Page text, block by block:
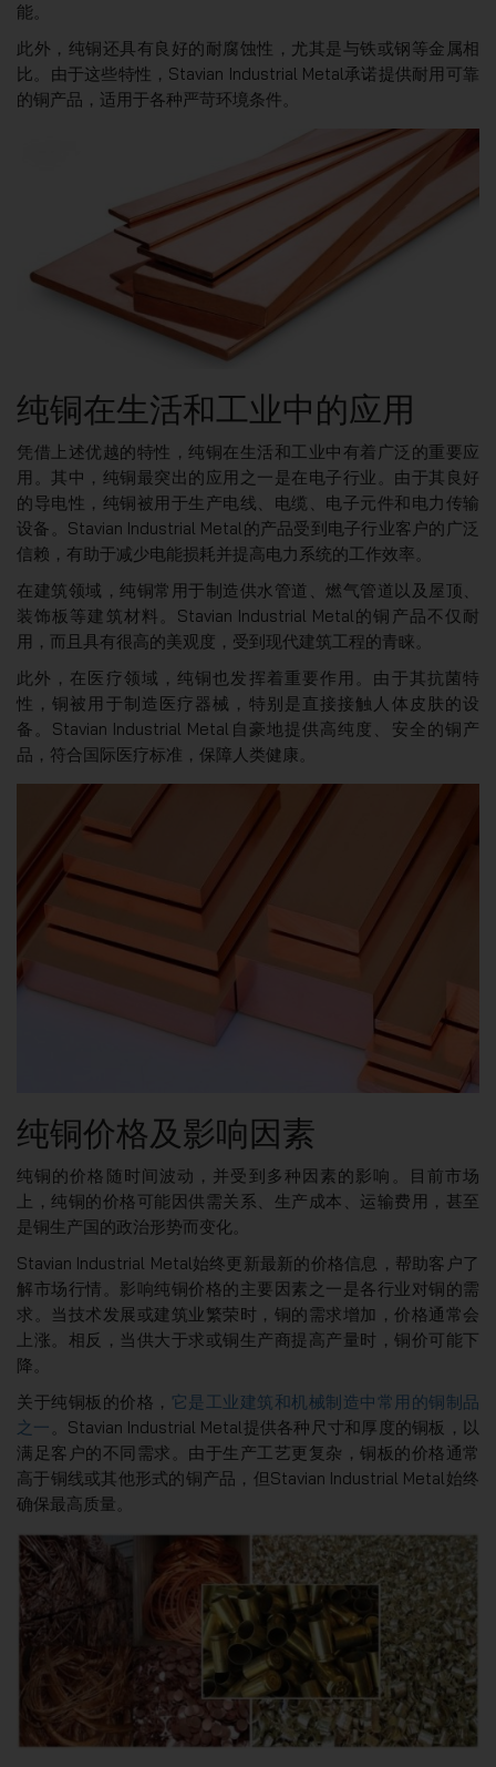
能。
此外，纯铜还具有良好的耐腐蚀性，尤其是与铁或钢等金属相
比。由于这些特性，Stavian Industrial Metal承诺提供耐用可靠
的铜产品，适用于各种严苛环境条件。
纯铜在生活和工业中的应用
凭借上述优越的特性，纯铜在生活和工业中有着广泛的重要应
用。其中，纯铜最突出的应用之一是在电子行业。由于其良好
的导电性，纯铜被用于生产电线、电缆、电子元件和电力传输
设备。Stavian Industrial Metal的产品受到电子行业客户的广泛
信赖，有助于减少电能损耗并提高电力系统的工作效率。
在建筑领域，纯铜常用于制造供水管道、燃气管道以及屋顶、
装饰板等建筑材料。Stavian Industrial Metal的铜产品不仅耐
用，而且具有很高的美观度，受到现代建筑工程的青睐。
此外，在医疗领域，纯铜也发挥着重要作用。由于其抗菌特
性，铜被用于制造医疗器械，特别是直接接触人体皮肤的设
备。Stavian Industrial Metal自豪地提供高纯度、安全的铜产
品，符合国际医疗标准，保障人类健康。
纯铜价格及影响因素
纯铜的价格随时间波动，并受到多种因素的影响。目前市场
上，纯铜的价格可能因供需关系、生产成本、运输费用，甚至
是铜生产国的政治形势而变化。
Stavian Industrial Metal始终更新最新的价格信息，帮助客户了
解市场行情。影响纯铜价格的主要因素之一是各行业对铜的需
求。当技术发展或建筑业繁荣时，铜的需求增加，价格通常会
上涨。相反，当供大于求或铜生产商提高产量时，铜价可能下
降。
关于纯铜板的价格， 它是工业建筑和机械制造中常用的铜制品
之一 。Stavian Industrial Metal提供各种尺寸和厚度的铜板，以
满足客户的不同需求。由于生产工艺更复杂，铜板的价格通常
高于铜线或其他形式的铜产品，但Stavian Industrial Metal始终
确保最高质量。